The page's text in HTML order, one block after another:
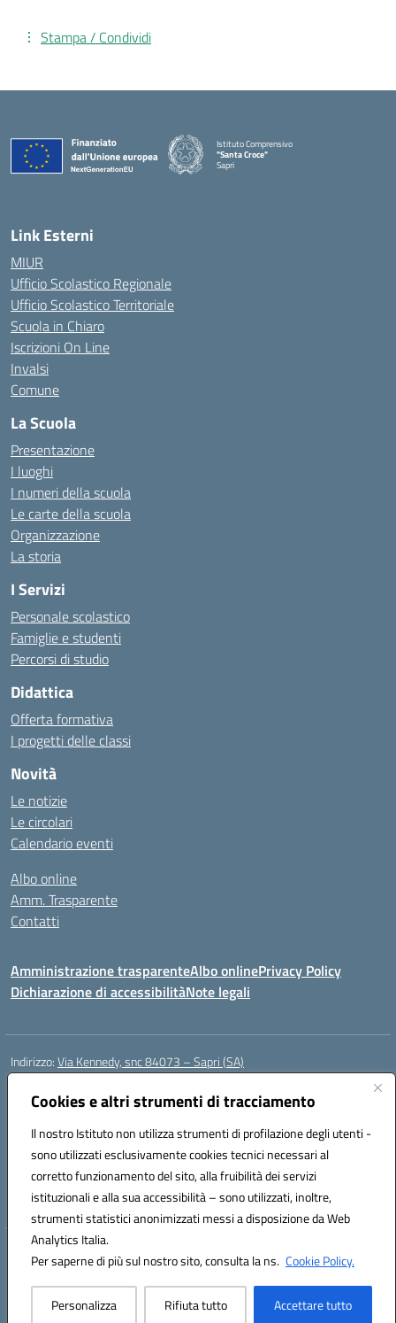
Cookies e altri strumenti di tracciamento
Il nostro Istituto non utilizza strumenti di profilazione degli utenti -
sono utilizzati esclusivamente cookies tecnici necessari al
corretto funzionamento del sito, alla fruibilità dei servizi
istituzionali e alla sua accessibilità – sono utilizzati, inoltre,
strumenti statistici anonimizzati messi a disposizione da Web
Analytics Italia.
Per saperne di più sul nostro sito, consulta la ns. Cookie Policy.
Personalizza Rifiuta tutto Accettare tutto
Stampa / Condividi
Istituto Comprensivo
"Santa Croce"
Sapri
— Visita la pagina iniziale della scuola
Link Esterni
MIUR
Ufficio Scolastico Regionale
Ufficio Scolastico Territoriale
Scuola in Chiaro
Iscrizioni On Line
Invalsi
Comune
La Scuola
Presentazione
I luoghi
I numeri della scuola
Le carte della scuola
Organizzazione
La storia
I Servizi
Personale scolastico
Famiglie e studenti
Percorsi di studio
Didattica
Offerta formativa
I progetti delle classi
Novità
Le notizie
Le circolari
Calendario eventi
Albo online
Amm. Trasparente
Contatti
Amministrazione trasparenteAlbo onlinePrivacy Policy
Dichiarazione di accessibilitàNote legali
Indirizzo:Via Kennedy, snc 84073 – Sapri (SA)
Centralino:
Posta elettronica certificata (PEC):saic878008@pec.istruzione.it
Codice fiscale: 84002700650
Codice meccanografico:SAIC878008
Codice Indice delle Pubbliche Amministrazioni (IPA): istsc_saic878008
Codice unico di fatturazione (CUF): UFYPHY
Hosting & Powered by 3D Solution S.r.l.
Concept & Design by Designers Italia